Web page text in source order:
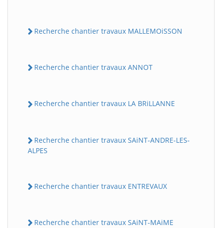
Recherche chantier travaux MALLEMOiSSON
Recherche chantier travaux ANNOT
Recherche chantier travaux LA BRiLLANNE
Recherche chantier travaux SAiNT-ANDRE-LES-
ALPES
Recherche chantier travaux ENTREVAUX
Recherche chantier travaux SAiNT-MAiME